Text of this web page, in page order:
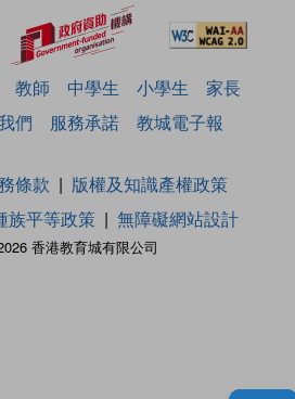
教師 中學生 小學生
家長
們 服務承諾 教城電子報
香港教育城有限公司
條款
版權及知識產權政策
族平等政策 無障礙網站設計